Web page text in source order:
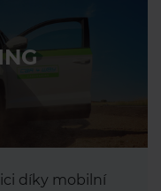
díky mobilní